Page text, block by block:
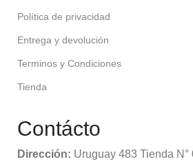
Política de privacidad
Entrega y devolución
Terminos y Condiciones
Tienda
Contácto
Dirección: Uruguay 483 Tienda N°